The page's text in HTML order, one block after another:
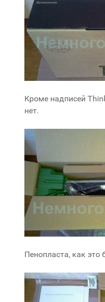
Кроме надписей
нет.
Пенопласта, как